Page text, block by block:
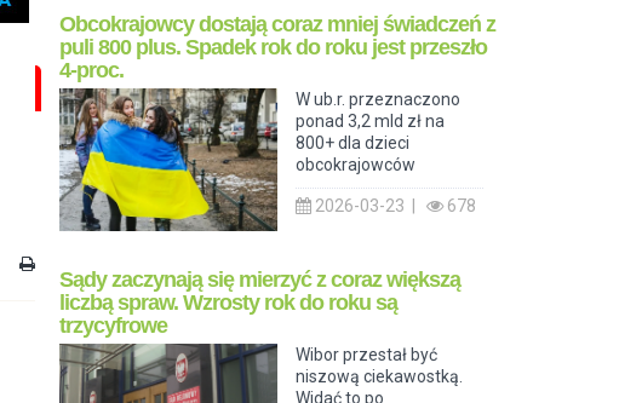
Obcokrajowcy dostają coraz mniej świadczeń z
puli 800 plus. Spadek rok do roku jest przeszło
4-proc.
W ub.r. przeznaczono
ponad 3,2 mld zł na
800+ dla dzieci
obcokrajowców
2026-03-23 | 678
Sądy zaczynają się mierzyć z coraz większą
liczbą spraw. Wzrosty rok do roku są
trzycyfrowe
Wibor przestał być
niszową ciekawostką.
Widać to po